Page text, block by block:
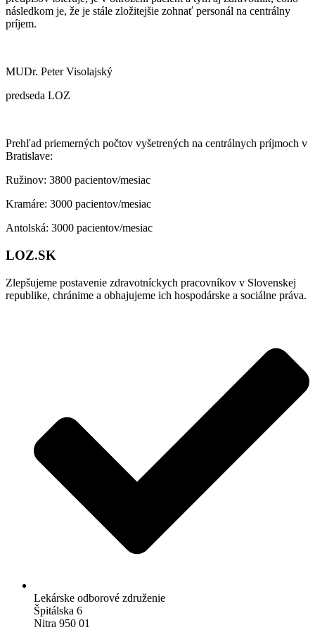
následkom je, že je stále zložitejšie zohnať personál na centrálny
príjem.
MUDr. Peter Visolajský
predseda LOZ
Prehľad priemerných počtov vyšetrených na centrálnych príjmoch v
Bratislave:
Ružinov: 3800 pacientov/mesiac
Kramáre: 3000 pacientov/mesiac
Antolská: 3000 pacientov/mesiac
LOZ.SK
Zlepšujeme postavenie zdravotníckych pracovníkov v Slovenskej
republike, chránime a obhajujeme ich hospodárske a sociálne práva.
Lekárske odborové združenie
Špitálska 6
Nitra 950 01